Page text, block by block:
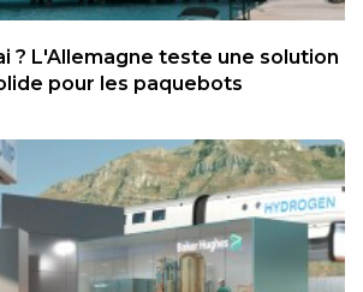
? L'Allemagne teste une solution
pour les paquebots